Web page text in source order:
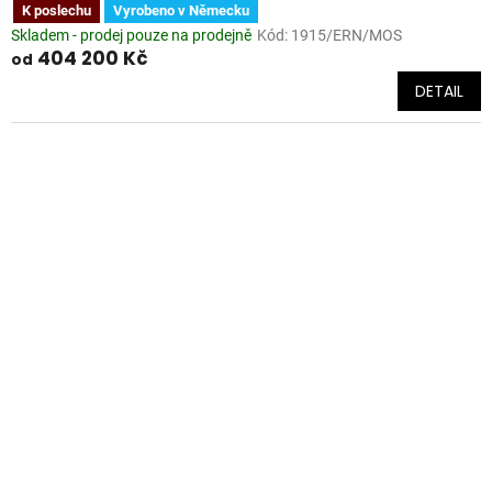
K poslechu Vyrobeno v Německu
Skladem - prodej pouze na prodejně Kód: 1915/ERN/MOS
od 404 200 Kč
DETAIL